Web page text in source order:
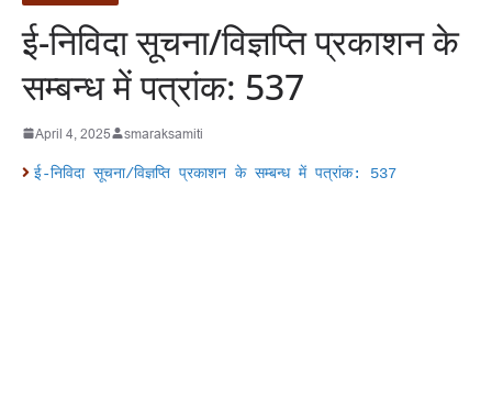
ई-निविदा सूचना/विज्ञप्ति प्रकाशन के
सम्बन्ध में पत्रांक: 537
April 4, 2025 smaraksamiti
ई-निविदा सूचना/विज्ञप्ति प्रकाशन के सम्बन्ध में पत्रांक: 537